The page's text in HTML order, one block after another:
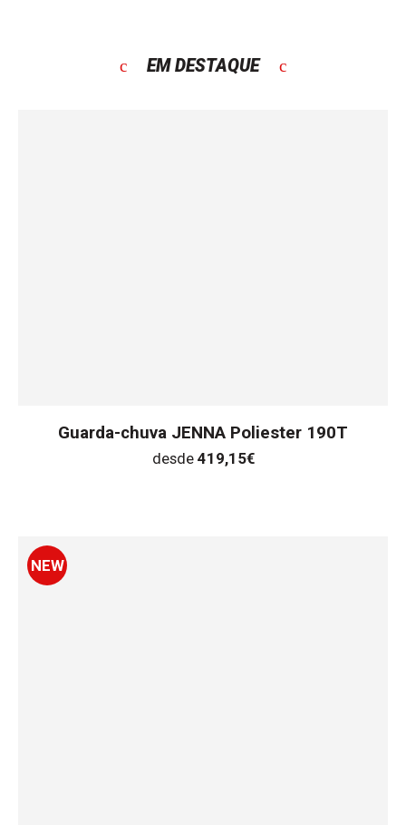
EM DESTAQUE
Guarda-chuva JENNA Poliester 190T
desde 419,15€
NEW